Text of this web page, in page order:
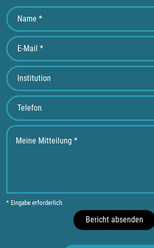
* Eingabe erforderlich
Bericht absenden